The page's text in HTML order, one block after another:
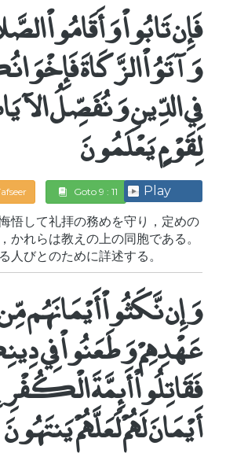
فَإِن تَابُواْ وَأَقَامُواْ
وَآتَوُاْ الزَّكَاةَ
فِي الدِّينِ وَنُفَصِّلُ
لِقَوْمٍ يَعْلَمُونَ
Goto 9 : 11 Play
悟して礼拝の務めを守り，定めの
かれらは教えの上の同胞である。
人びとのために詳述する。
وَإِن نَّكَثُواْ أَيْمَانَهُم
عَهْدِهِمْ وَطَعَنُواْ فِي
فَقَاتِلُواْ أَئِمَّةَ الْكُفْرِ
أَيْمَانَ لَهُمْ لَعَلَّهُمْ يَنتَهُونَ